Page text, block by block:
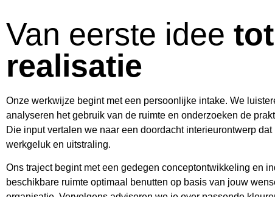
Van eerste idee tot
realisatie
Onze werkwijze begint met een persoonlijke intake. We
analyseren het gebruik van de ruimte en onderzoeken de
Die input vertalen we naar een doordacht interieurontwerp
werkgeluk en uitstraling.
Ons traject begint met een gedegen conceptontwikkeling en
beschikbare ruimte optimaal benutten op basis van jouw